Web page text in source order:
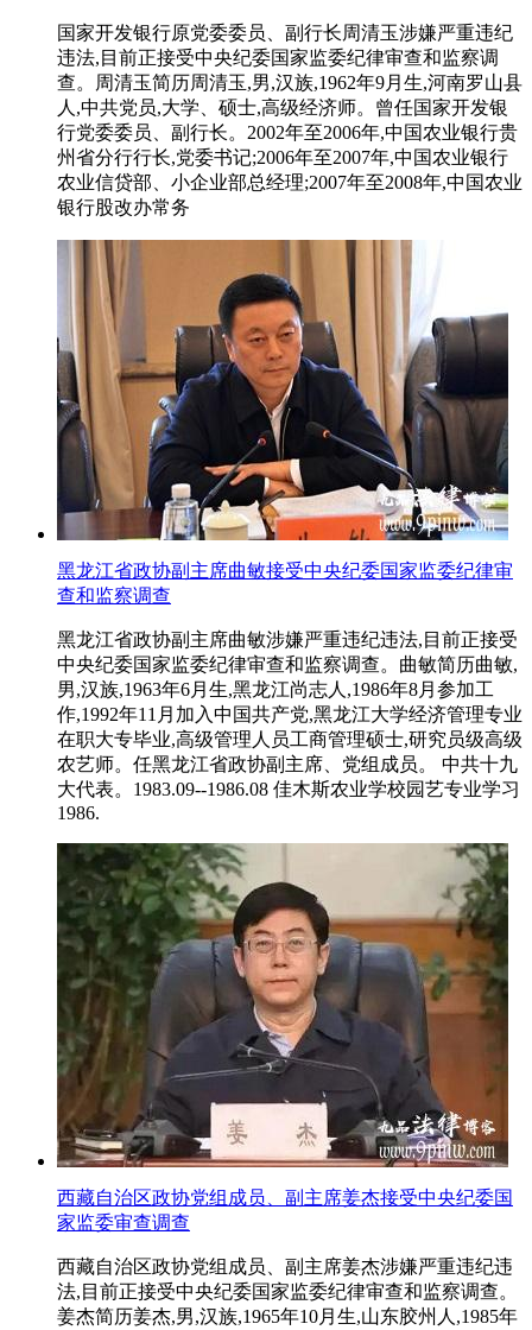
国家开发银行原党委委员、副行长周清玉涉嫌严重违纪
违法,目前正接受中央纪委国家监委纪律审查和监察调
查。周清玉简历周清玉,男,汉族,1962年9月生,河南罗山县
人,中共党员,大学、硕士,高级经济师。曾任国家开发银
行党委委员、副行长。2002年至2006年,中国农业银行贵
州省分行行长,党委书记;2006年至2007年,中国农业银行
农业信贷部、小企业部总经理;2007年至2008年,中国农业
银行股改办常务
黑龙江省政协副主席曲敏接受中央纪委国家监委纪律审
查和监察调查
黑龙江省政协副主席曲敏涉嫌严重违纪违法,目前正接受
中央纪委国家监委纪律审查和监察调查。曲敏简历曲敏,
男,汉族,1963年6月生,黑龙江尚志人,1986年8月参加工
作,1992年11月加入中国共产党,黑龙江大学经济管理专业
在职大专毕业,高级管理人员工商管理硕士,研究员级高级
农艺师。任黑龙江省政协副主席、党组成员。 中共十九
大代表。1983.09--1986.08 佳木斯农业学校园艺专业学习
1986.
西藏自治区政协党组成员、副主席姜杰接受中央纪委国
家监委审查调查
西藏自治区政协党组成员、副主席姜杰涉嫌严重违纪违
法,目前正接受中央纪委国家监委纪律审查和监察调查。
姜杰简历姜杰,男,汉族,1965年10月生,山东胶州人,1985年